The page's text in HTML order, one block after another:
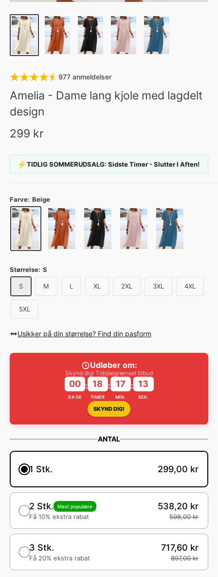
977 anmeldelser
Amelia - Dame lang kjole med lagdelt
design
299 kr
⚡TIDLIG SOMMERUDSALG: Sidste Timer - Slutter I Aften!
Farve: Beige
Størrelse: S
S M L XL 2XL 3XL 4XL
5XL
Usikker på din størrelse? Find din pasform
Udløber om:
Skynd dig! Tidsbegrænset tilbud
00
DAGE
: 18
TIMER
: 17
MIN.
: 12
SEK.
SKYND DIG!
ANTAL
1 Stk. 299,00 kr
2 Stk. Mest populære
Få 10% ekstra rabat
538,20 kr
598,00 kr
3 Stk.
Få 20% ekstra rabat
717,60 kr
897,00 kr